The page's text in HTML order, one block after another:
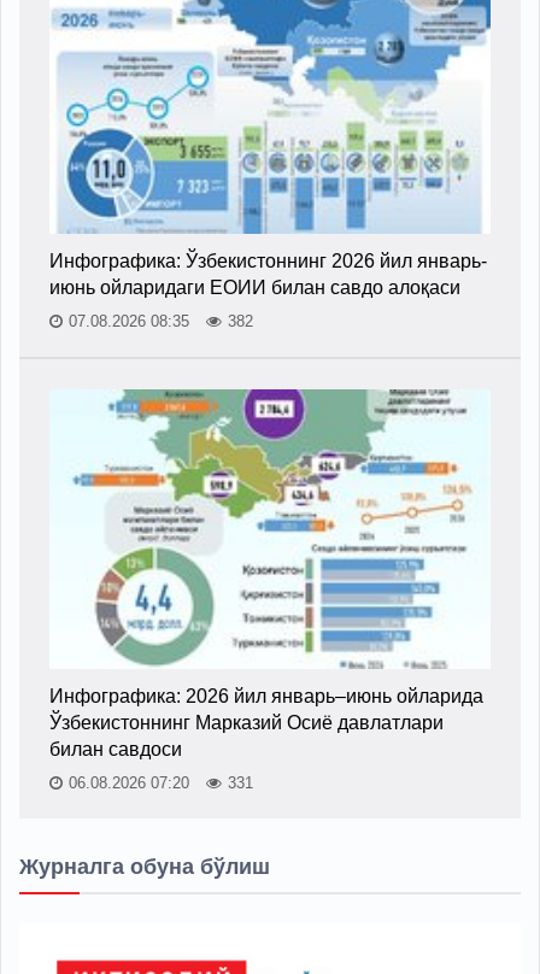
Инфографика: Ўзбекистоннинг 2026 йил январь-
июнь ойларидаги ЕОИИ билан савдо алоқаси
07.08.2026 08:35 382
Инфографика: 2026 йил январь–июнь ойларида
Ўзбекистоннинг Марказий Осиё давлатлари
билан савдоси
06.08.2026 07:20 331
Журналга обуна бўлиш